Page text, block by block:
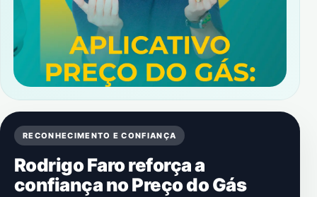
RECONHECIMENTO E CONFIANÇA
Rodrigo Faro reforça a
confiança no Preço do Gás